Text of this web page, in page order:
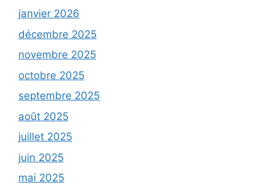
janvier 2026
décembre 2025
novembre 2025
octobre 2025
septembre 2025
août 2025
juillet 2025
juin 2025
mai 2025